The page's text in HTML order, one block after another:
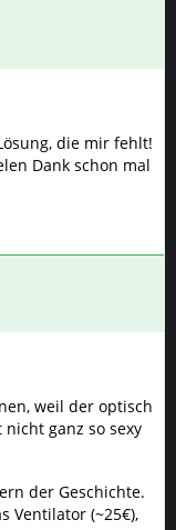
die mir fehlt!
Dank schon mal
weil der optisch
ganz so sexy
der Geschichte.
Ventilator (~25€),